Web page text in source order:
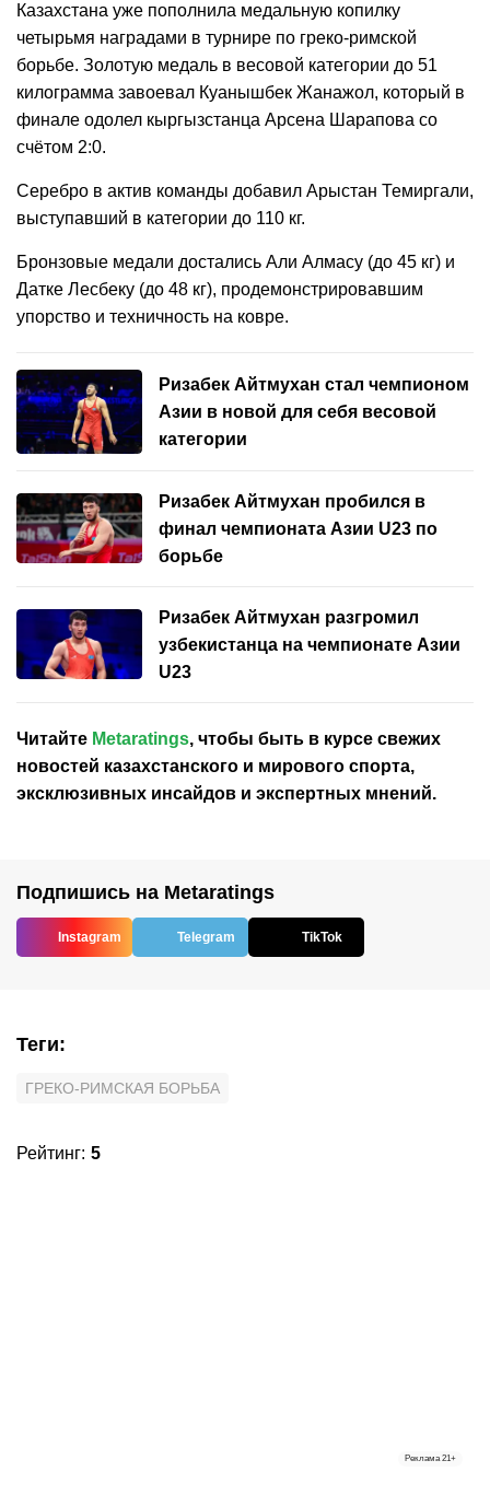
Казахстана уже пополнила медальную копилку
четырьмя наградами в турнире по греко-римской
борьбе. Золотую медаль в весовой категории до 51
килограмма завоевал Куанышбек Жанажол, который в
финале одолел кыргызстанца Арсена Шарапова со
счётом 2:0.
Серебро в актив команды добавил Арыстан Темиргали,
выступавший в категории до 110 кг.
Бронзовые медали достались Али Алмасу (до 45 кг) и
Датке Лесбеку (до 48 кг), продемонстрировавшим
упорство и техничность на ковре.
Ризабек Айтмухан стал чемпионом
Азии в новой для себя весовой
категории
Ризабек Айтмухан пробился в
финал чемпионата Азии U23 по
борьбе
Ризабек Айтмухан разгромил
узбекистанца на чемпионате Азии
U23
Читайте Metaratings, чтобы быть в курсе свежих
новостей казахстанского и мирового спорта,
эксклюзивных инсайдов и экспертных мнений.
Подпишись на Metaratings
Instagram Telegram TikTok
Теги:
ГРЕКО-РИМСКАЯ БОРЬБА
Рейтинг: 5
Реклама 21+